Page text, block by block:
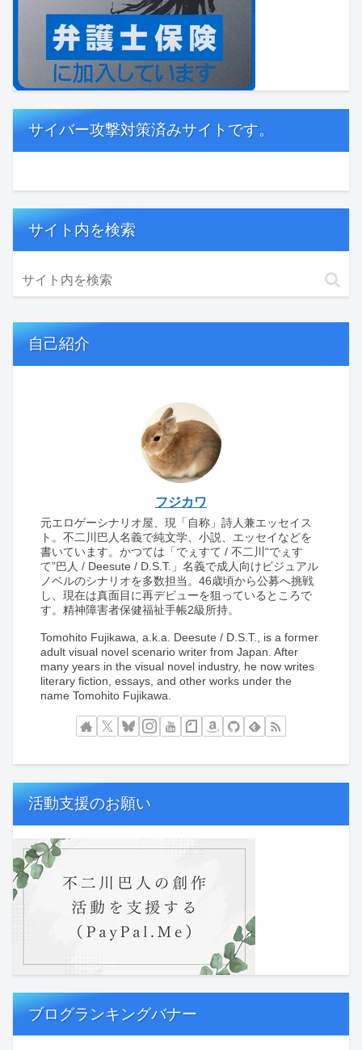
サイバー攻撃対策済みサイトです。
サイト内を検索
自己紹介
フジカワ
元エロゲーシナリオ屋、現「自称」詩人兼エッセイス
ト。不二川巴人名義で純文学、小説、エッセイなどを
書いています。かつては「でぇすて / 不二川“でぇす
て”巴人 / Deesute / D.S.T.」名義で成人向けビジュアル
ノベルのシナリオを多数担当。46歳頃から公募へ挑戦
し、現在は真面目に再デビューを狙っているところで
す。精神障害者保健福祉手帳2級所持。
Tomohito Fujikawa, a.k.a. Deesute / D.S.T., is a former
adult visual novel scenario writer from Japan. After
many years in the visual novel industry, he now writes
literary fiction, essays, and other works under the
name Tomohito Fujikawa.
活動支援のお願い
ブログランキングバナー